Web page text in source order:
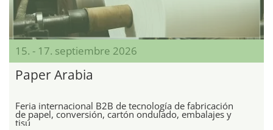
15. - 17. septiembre 2026
Paper Arabia
Feria internacional B2B de tecnología de fabricación
de papel, conversión, cartón ondulado, embalajes y
tisú